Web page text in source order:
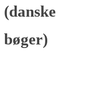
(danske
bøger)